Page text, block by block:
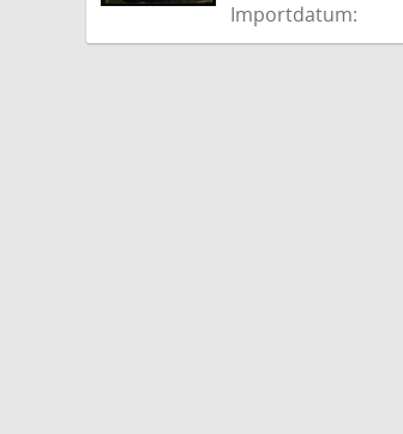
Importdatum: